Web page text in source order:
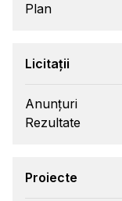
Plan
Licitații
Anunțuri
Rezultate
Proiecte